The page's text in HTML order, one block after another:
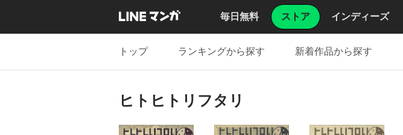
毎日無料 ストア インディーズ
トップ ランキングから探す 新着作品から探す
ヒトヒトリフタリ